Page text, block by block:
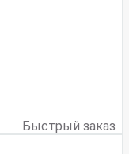
Быстрый заказ